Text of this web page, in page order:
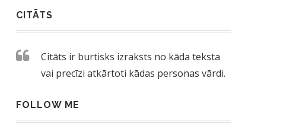
CITĀTS
Citāts ir burtisks izraksts no kāda teksta
vai precīzi atkārtoti kādas personas vārdi.
FOLLOW ME